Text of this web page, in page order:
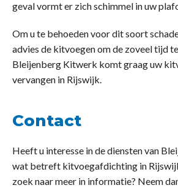
geval vormt er zich schimmel in uw
Om u te behoeden voor dit soort
advies de kitvoegen om de zoveel tijd
Bleijenberg Kitwerk komt graag uw
vervangen in Rijswijk.
Contact
Heeft u interesse in de diensten van
wat betreft kitvoegafdichting in
zoek naar meer in informatie? Neem